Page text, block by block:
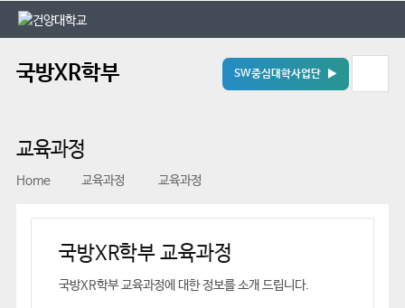
본문 바로가기
대메뉴 바로가기
국방XR학부 SW중심대학사업단 ▶
교육과정
Home 교육과정 교육과정
국방XR학부 교육과정
국방XR학부 교육과정에 대한 정보를 소개 드립니다.